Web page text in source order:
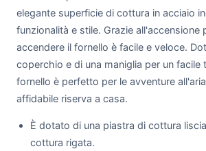
elegante superficie di cottura in acciaio
funzionalità e stile. Grazie all'accensione
accendere il fornello è facile e veloce.
coperchio e di una maniglia per un
fornello è perfetto per le avventure
affidabile riserva a casa.
È dotato di una piastra di cottura
cottura rigata.